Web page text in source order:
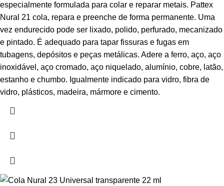
especialmente formulada para colar e reparar metais. Pattex
Nural 21 cola, repara e preenche de forma permanente. Uma
vez endurecido pode ser lixado, polido, perfurado, mecanizado
e pintado. É adequado para tapar fissuras e fugas em
tubagens, depósitos e peças metálicas. Adere a ferro, aço, aço
inoxidável, aço cromado, aço niquelado, alumínio, cobre, latão,
estanho e chumbo. Igualmente indicado para vidro, fibra de
vidro, plásticos, madeira, mármore e cimento.